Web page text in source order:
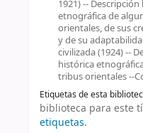
1921) --
etnográfica de
orientales, de sus
y de su
civilizada (1924) --
histórica
tribus orientales --
Etiquetas de esta
biblioteca para este
etiquetas.